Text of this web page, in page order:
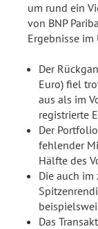
um rund ein
von BNP
Ergebnisse
Der
Euro) fiel
aus als im
registrierte
Der
fehlender
Hälfte des
Die auch
Das